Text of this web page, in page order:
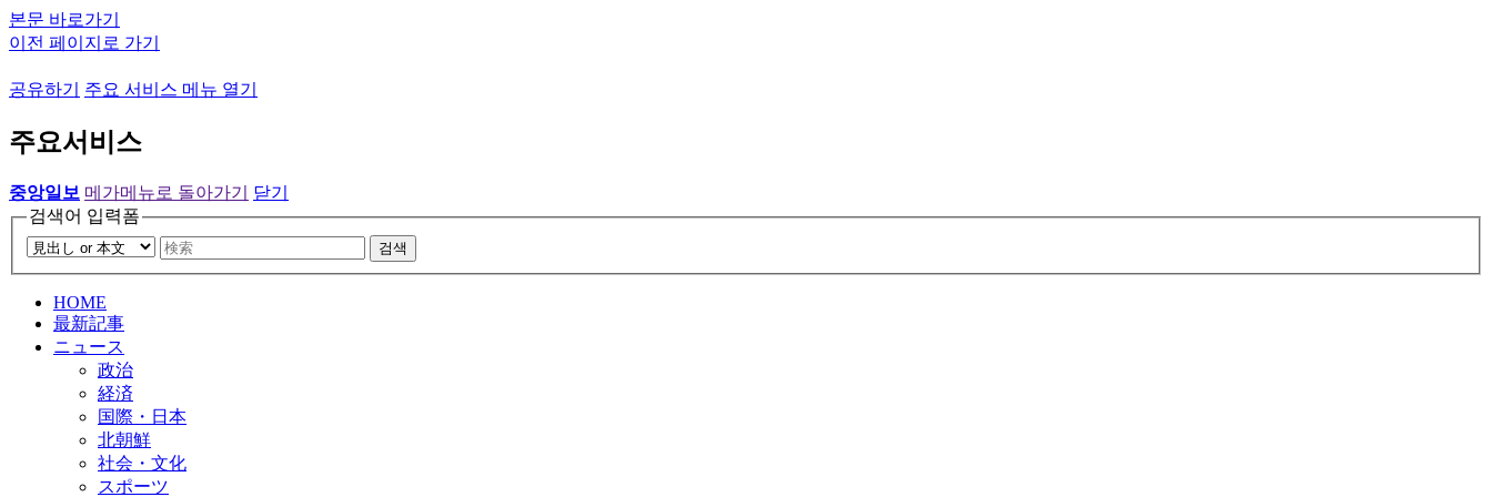
본문 바로가기
이전 페이지로 가기
공유하기 주요 서비스 메뉴 열기
주요서비스
중앙일보 메가메뉴로 돌아가기
닫기
검색어 입력폼
검색
HOME
最新記事
ニュース
政治
経済
国際・日本
北朝鮮
社会・文化
スポーツ